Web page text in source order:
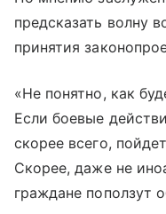
предсказать волну
принятия
«Не понятно, как
Если боевые
скорее всего,
Скорее, даже не
граждане поползут